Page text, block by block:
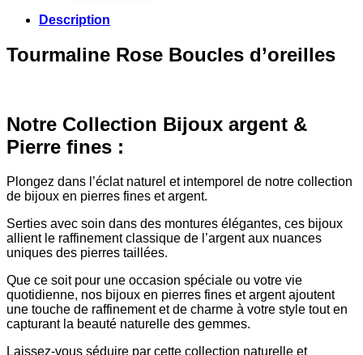
Description
Tourmaline Rose Boucles d’oreilles
Notre Collection Bijoux argent &
Pierre fines :
Plongez dans l’éclat naturel et intemporel de notre collection
de bijoux en pierres fines et argent.
Serties avec soin dans des montures élégantes, ces bijoux
allient le raffinement classique de l’argent aux nuances
uniques des pierres taillées.
Que ce soit pour une occasion spéciale ou votre vie
quotidienne, nos bijoux en pierres fines et argent ajoutent
une touche de raffinement et de charme à votre style tout en
capturant la beauté naturelle des gemmes.
Laissez-vous séduire par cette collection naturelle et